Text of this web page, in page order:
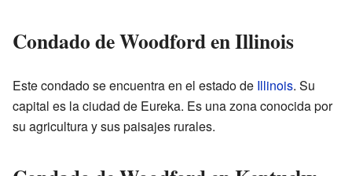
Condado de Woodford en Illinois
Este condado se encuentra en el estado de Illinois. Su
capital es la ciudad de Eureka. Es una zona conocida por
su agricultura y sus paisajes rurales.